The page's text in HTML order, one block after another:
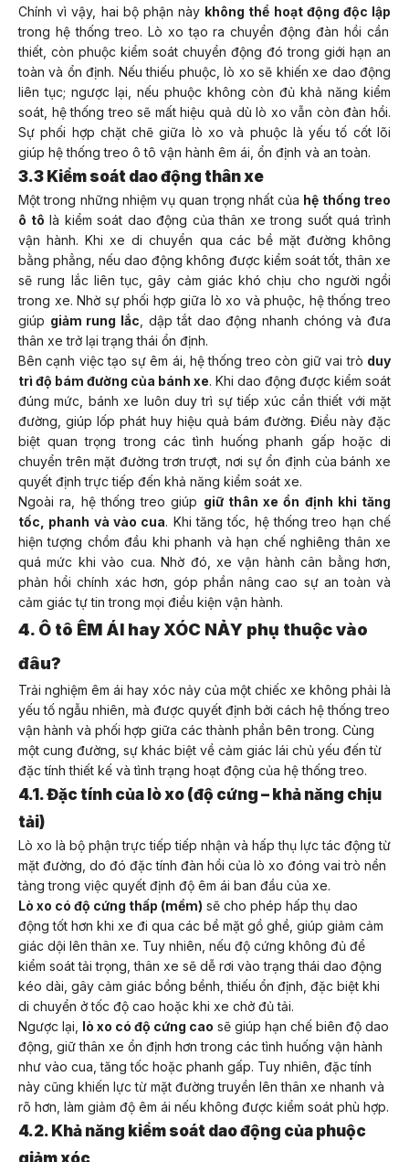
Chính vì vậy, hai bộ phận này không thể hoạt động độc lập
trong hệ thống treo. Lò xo tạo ra chuyển động đàn hồi cần
thiết, còn phuộc kiểm soát chuyển động đó trong giới hạn an
toàn và ổn định. Nếu thiếu phuộc, lò xo sẽ khiến xe dao động
liên tục; ngược lại, nếu phuộc không còn đủ khả năng kiểm
soát, hệ thống treo sẽ mất hiệu quả dù lò xo vẫn còn đàn hồi.
Sự phối hợp chặt chẽ giữa lò xo và phuộc là yếu tố cốt lõi
giúp hệ thống treo ô tô vận hành êm ái, ổn định và an toàn.
3.3 Kiểm soát dao động thân xe
Một trong những nhiệm vụ quan trọng nhất của hệ thống treo
ô tô là kiểm soát dao động của thân xe trong suốt quá trình
vận hành. Khi xe di chuyển qua các bề mặt đường không
bằng phẳng, nếu dao động không được kiểm soát tốt, thân xe
sẽ rung lắc liên tục, gây cảm giác khó chịu cho người ngồi
trong xe. Nhờ sự phối hợp giữa lò xo và phuộc, hệ thống treo
giúp giảm rung lắc , dập tắt dao động nhanh chóng và đưa
thân xe trở lại trạng thái ổn định.
Bên cạnh việc tạo sự êm ái, hệ thống treo còn giữ vai trò duy
trì độ bám đường của bánh xe. Khi dao động được kiểm soát
đúng mức, bánh xe luôn duy trì sự tiếp xúc cần thiết với mặt
đường, giúp lốp phát huy hiệu quả bám đường. Điều này đặc
biệt quan trọng trong các tình huống phanh gấp hoặc di
chuyển trên mặt đường trơn trượt, nơi sự ổn định của bánh xe
quyết định trực tiếp đến khả năng kiểm soát xe.
Ngoài ra, hệ thống treo giúp giữ thân xe ổn định khi tăng
tốc, phanh và vào cua. Khi tăng tốc, hệ thống treo hạn chế
hiện tượng chồm đầu khi phanh và hạn chế nghiêng thân xe
quá mức khi vào cua. Nhờ đó, xe vận hành cân bằng hơn,
phản hồi chính xác hơn, góp phần nâng cao sự an toàn và
cảm giác tự tin trong mọi điều kiện vận hành.
4. Ô tô ÊM ÁI hay XÓC NẢY phụ thuộc vào
đâu?
Trải nghiệm êm ái hay xóc nảy của một chiếc xe không phải là
yếu tố ngẫu nhiên, mà được quyết định bởi cách hệ thống treo
vận hành và phối hợp giữa các thành phần bên trong. Cùng
một cung đường, sự khác biệt về cảm giác lái chủ yếu đến từ
đặc tính thiết kế và tình trạng hoạt động của hệ thống treo.
4.1. Đặc tính của lò xo (độ cứng – khả năng chịu
tải)
Lò xo là bộ phận trực tiếp tiếp nhận và hấp thụ lực tác động từ
mặt đường, do đó đặc tính đàn hồi của lò xo đóng vai trò nền
tảng trong việc quyết định độ êm ái ban đầu của xe.
Lò xo có độ cứng thấp (mềm) sẽ cho phép hấp thụ dao
động tốt hơn khi xe đi qua các bề mặt gồ ghề, giúp giảm cảm
giác dội lên thân xe. Tuy nhiên, nếu độ cứng không đủ để
kiểm soát tải trọng, thân xe sẽ dễ rơi vào trạng thái dao động
kéo dài, gây cảm giác bồng bềnh, thiếu ổn định, đặc biệt khi
di chuyển ở tốc độ cao hoặc khi xe chở đủ tải.
Ngược lại, lò xo có độ cứng cao sẽ giúp hạn chế biên độ dao
động, giữ thân xe ổn định hơn trong các tình huống vận hành
như vào cua, tăng tốc hoặc phanh gấp. Tuy nhiên, đặc tính
này cũng khiến lực từ mặt đường truyền lên thân xe nhanh và
rõ hơn, làm giảm độ êm ái nếu không được kiểm soát phù hợp.
4.2. Khả năng kiểm soát dao động của phuộc
giảm xóc